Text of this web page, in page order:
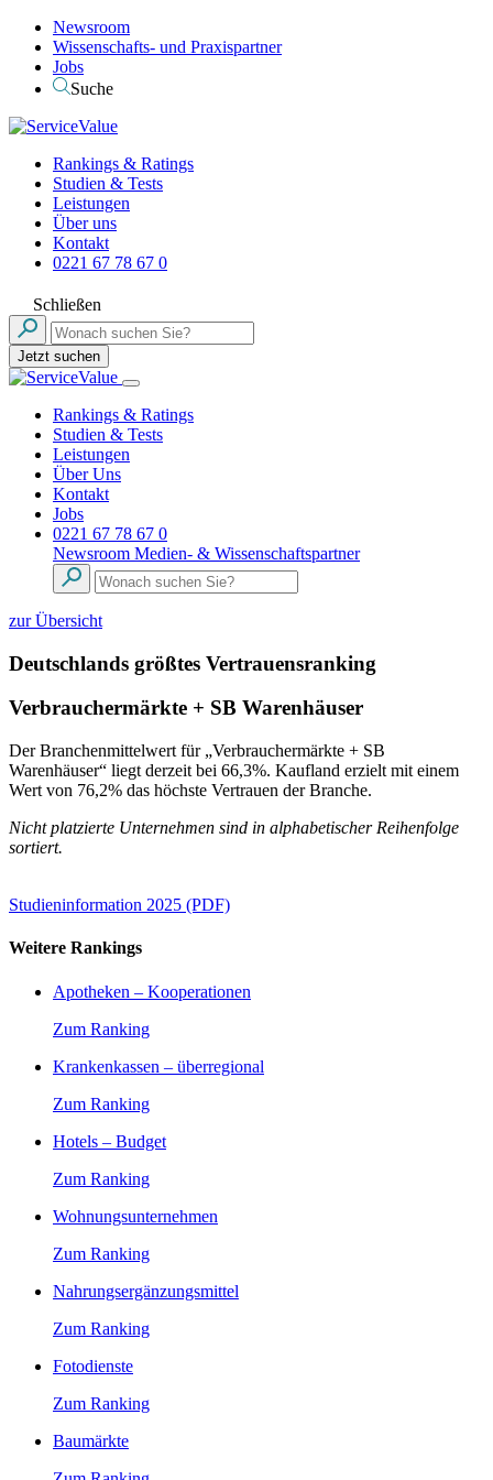
Newsroom
Wissenschafts- und Praxispartner
Jobs
Suche
Rankings & Ratings
Studien & Tests
Leistungen
Über uns
Kontakt
0221 67 78 67 0
Schließen
Jetzt suchen
Rankings & Ratings
Studien & Tests
Leistungen
Über Uns
Kontakt
Jobs
0221 67 78 67 0
Newsroom Medien- & Wissenschaftspartner
zur Übersicht
Deutschlands größtes Vertrauensranking
Verbrauchermärkte + SB Warenhäuser
Der Branchenmittelwert für „Verbrauchermärkte + SB
Warenhäuser“ liegt derzeit bei 66,3%. Kaufland erzielt mit einem
Wert von 76,2% das höchste Vertrauen der Branche.
Nicht platzierte Unternehmen sind in alphabetischer Reihenfolge
sortiert.
Studieninformation 2025 (PDF)
Weitere Rankings
Apotheken – Kooperationen
Zum Ranking
Krankenkassen – überregional
Zum Ranking
Hotels – Budget
Zum Ranking
Wohnungsunternehmen
Zum Ranking
Nahrungsergänzungsmittel
Zum Ranking
Fotodienste
Zum Ranking
Baumärkte